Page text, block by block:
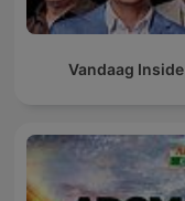
Vandaag Inside